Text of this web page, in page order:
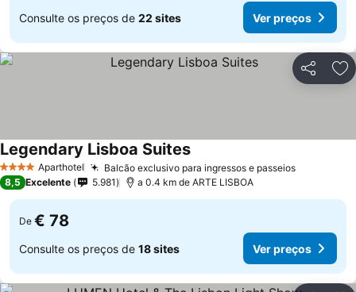
Consulte os preços de 22 sites Ver preços
Partilhar
4 EstrelasAparthotel Balcão exclusivo para ingressos e passeiosVer
Legendary Lisboa SuitesVer preços
8,5 Excelente 5.981 a 0.4 km de ARTE LISBOA
De € 78
Consulte os preços de 18 sites Ver preços